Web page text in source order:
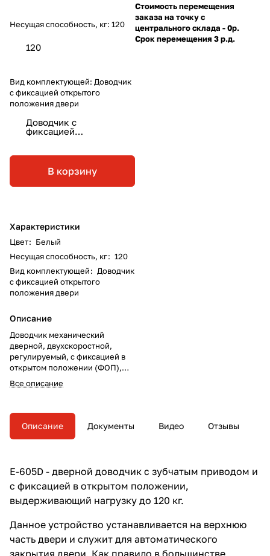
Несущая способность, кг: 120
120
Вид комплектующей: Доводчик
с фиксацией открытого
положения двери
Доводчик с
фиксацией
В корзину
Характеристики
Цвет: Белый
Несущая способность, кг: 120
Вид комплектующей: Доводчик
с фиксацией открытого
положения двери
Описание
Доводчик механический
дверной, двухскоростной,
регулируемый, с фиксацией в
открытом положении (ФОП),
рабочая температура от -35°С
до 40°С, вес двери до 120 кг.
Все описание
Стоимость перемещения
заказа на точку с
центрального склада - 0р.
Срок перемещения 3 р.д.
Описание Документы Видео Отзывы
E-605D - дверной доводчик с зубчатым приводом и
с фиксацией в открытом положении,
выдерживающий нагрузку до 120 кг.
Данное устройство устанавливается на верхнюю
часть двери и служит для автоматического
закрытия двери. Как правило в большинстве